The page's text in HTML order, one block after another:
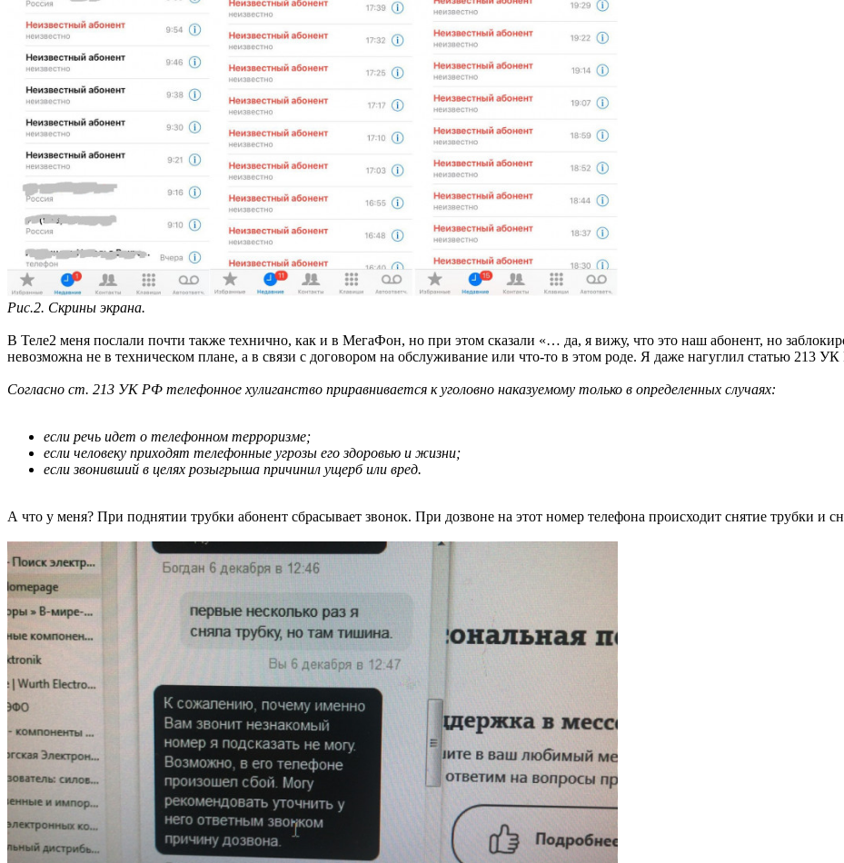
Рис.2. Скрины экрана.
В Теле2 меня послали почти также технично, как и в МегаФон, но при этом сказали «… да, я вижу, что это наш абонент, но
невозможна не в техническом плане, а в связи с договором на обслуживание или что-то в этом роде. Я даже нагуглил статью 213
Согласно ст. 213 УК РФ телефонное хулиганство приравнивается к уголовно наказуемому только в определенных случаях:
если речь идет о телефонном терроризме;
если человеку приходят телефонные угрозы его здоровью и жизни;
если звонивший в целях розыгрыша причинил ущерб или вред.
А что у меня? При поднятии трубки абонент сбрасывает звонок. При дозвоне на этот номер телефона происходит снятие трубки и